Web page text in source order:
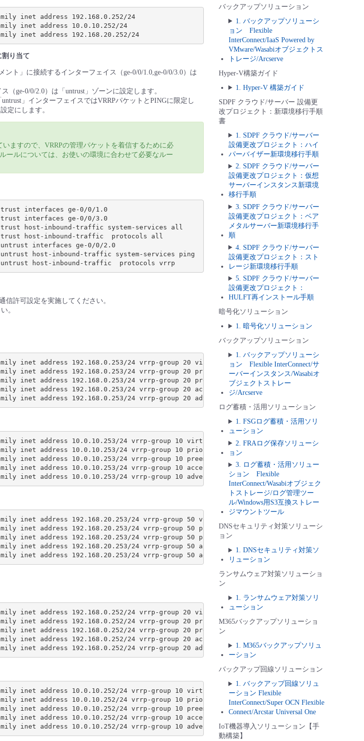
inet address 192.168.0.252/24
inet address 10.0.10.252/24
# set interfaces ge-0/0/3 unit 0 family inet address 192.168.20.252/24
り当て
ント」に接続するインターフェイス（ge-0/0/1.0,ge-0/0/3.0）は
（ge-0/0/2.0）は「untrust」ゾーンに設定します。
」インターフェイスではVRRPパケットとPINGに限定し
定にします。
ますので、VRRPの管理パケットを着信するために必
ールについては、お使いの環境に合わせて必要なルー
interfaces ge-0/0/1.0
interfaces ge-0/0/3.0
host-inbound-traffic system-services all
trust host-inbound-traffic  protocols all
interfaces ge-0/0/2.0
host-inbound-traffic system-services ping
信許可設定を実施してください。
。
inet address 192.168.0.253/24 vrrp-group 20 virtual-address 192.168.0.254
inet address 192.168.0.253/24 vrrp-group 20 priority 110
inet address 192.168.0.253/24 vrrp-group 20 preempt
inet address 192.168.0.253/24 vrrp-group 20 accept-data
inet address 10.0.10.253/24 vrrp-group 10 virtual-address 10.0.10.254
inet address 10.0.10.253/24 vrrp-group 10 priority 110
inet address 10.0.10.253/24 vrrp-group 10 preempt
inet address 10.0.10.253/24 vrrp-group 10 accept-data
# set interfaces ge-0/0/2 unit 0 family inet address 10.0.10.253/24 vrrp-group 10 advertise-interval 5
inet address 192.168.20.253/24 vrrp-group 50 virtual-address 192.168.20.254
inet address 192.168.20.253/24 vrrp-group 50 priority 110
inet address 192.168.20.253/24 vrrp-group 50 preempt
inet address 192.168.20.253/24 vrrp-group 50 accept-data
inet address 192.168.0.252/24 vrrp-group 20 virtual-address 192.168.0.254
inet address 192.168.0.252/24 vrrp-group 20 priority 90
inet address 192.168.0.252/24 vrrp-group 20 preempt
inet address 192.168.0.252/24 vrrp-group 20 accept-data
# set interfaces ge-0/0/1 unit 0 family inet address 192.168.0.252/24 vrrp-group 20 advertise-interval 5
inet address 10.0.10.252/24 vrrp-group 10 virtual-address 10.0.10.254
inet address 10.0.10.252/24 vrrp-group 10 priority 90
inet address 10.0.10.252/24 vrrp-group 10 preempt
inet address 10.0.10.252/24 vrrp-group 10 accept-data
# set interfaces ge-0/0/2 unit 0 family inet address 10.0.10.252/24 vrrp-group 10 advertise-interval 5
バックアップソリューション
1. バックアップソリューシ
ョン Flexible
InterConnect/IaaS Powered by
VMware/Wasabiオブジェクトス
トレージ/Arcserve
Hyper-V構築ガイド
1. Hyper-V 構築ガイド
SDPF クラウド/サーバー 設備更
改プロジェクト：新環境移行手順
書
1. SDPF クラウド/サーバー
設備更改プロジェクト：ハイ
パーバイザー新環境移行手順
2. SDPF クラウド/サーバー
設備更改プロジェクト：仮想
サーバーインスタンス新環境
移行手順
3. SDPF クラウド/サーバー
設備更改プロジェクト：ベア
メタルサーバー新環境移行手
順
4. SDPF クラウド/サーバー
設備更改プロジェクト：スト
レージ新環境移行手順
5. SDPF クラウド/サーバー
設備更改プロジェクト：
HULFT再インストール手順
暗号化ソリューション
1. 暗号化ソリューション
バックアップソリューション
1. バックアップソリューシ
ョン Flexible InterConnect/サ
ーバーインスタンス/Wasabiオ
ブジェクトストレー
ジ/Arcserve
ログ蓄積・活用ソリューション
1. FSGログ蓄積・活用ソリ
ューション
2. FRAログ保存ソリューシ
ョン
3. ログ蓄積・活用ソリュー
ション Flexible
InterConnect/Wasabiオブジェク
トストレージ/ログ管理ツー
ル/Windows用S3互換ストレー
ジマウントツール
DNSセキュリティ対策ソリューシ
ョン
1. DNSセキュリティ対策ソ
リューション
ランサムウェア対策ソリューショ
ン
1. ランサムウェア対策ソリ
ューション
M365バックアップソリューショ
ン
1. M365バックアップソリュ
ーション
バックアップ回線ソリューション
1. バックアップ回線ソリュ
ーション Flexible
InterConnect/Super OCN Flexible
Connect/Arcstar Universal One
IoT機器導入ソリューション【手
動構築】